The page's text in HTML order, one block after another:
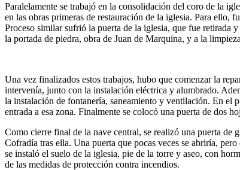
Paralelamente se trabajó en la consolidación del coro de la
en las obras primeras de restauración de la iglesia. Para ello,
Proceso similar sufrió la puerta de la iglesia, que fue retirada
la portada de piedra, obra de Juan de Marquina, y a la
Una vez finalizados estos trabajos, hubo que comenzar la
intervenía, junto con la instalación eléctrica y alumbrado.
la instalación de fontanería, saneamiento y ventilación. En el
entrada a esa zona. Finalmente se colocó una puerta de dos
Como cierre final de la nave central, se realizó una puerta de
Cofradía tras ella. Una puerta que pocas veces se abriría,
se instaló el suelo de la iglesia, pie de la torre y aseo, con
de las medidas de protección contra incendios.